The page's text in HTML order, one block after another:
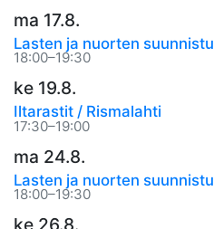
ma 17.8.
Lasten ja nuorten
18:00–19:30
ke 19.8.
Iltarastit / Rismalahti
17:30–19:00
ma 24.8.
Lasten ja nuorten
18:00–19:30
ke 26.8.